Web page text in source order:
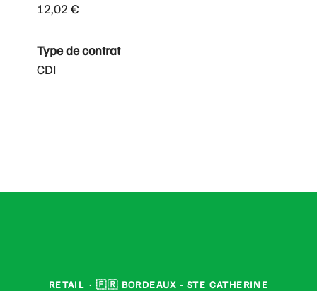
12,02 €
Type de contrat
CDI
RETAIL · 🇫🇷 BORDEAUX - STE CATHERINE